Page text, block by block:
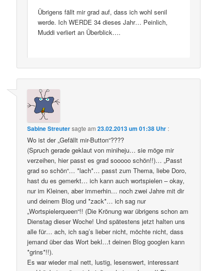
Übrigens fällt mir grad auf, dass ich wohl senil
werde. Ich WERDE 34 dieses Jahr… Peinlich,
Muddi verliert an Überblick….
Sabine Streutersagte am23.02.2013 um 01:38 Uhr :
Wo ist der „Gefällt mir-Button“????
(Spruch gerade geklaut von miniheju… sie möge mir
verzeihen, hier passt es grad sooooo schön!!)… „Passt
grad so schön“… *lach*… passt zum Thema, liebe Doro,
hast du es gemerkt… ich kann auch wortspielen – okay,
nur im Kleinen, aber immerhin… noch zwei Jahre mit dir
und deinem Blog und *zack*… ich sag nur
„Wortspielerqueen“!! (Die Krönung war übrigens schon am
Dienstag dieser Woche! Und spätestens jetzt halten uns
alle für… ach, ich sag’s lieber nicht, möchte nicht, dass
jemand über das Wort bekl…t deinen Blog googlen kann
*grins*!!).
Es war wieder mal nett, lustig, lesenswert, interessant